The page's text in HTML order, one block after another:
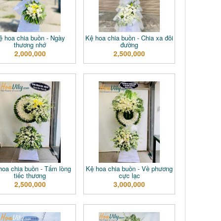
hoa chia buồn - Ngày
thương nhớ
2,000,000
Kệ hoa chia buồn - Chia xa đôi
đường
2,500,000
chia buồn - Tấm lòng
tiếc thương
2,500,000
Kệ hoa chia buồn - Về phương
cực lạc
3,000,000